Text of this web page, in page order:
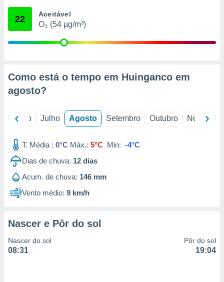
através
1199
22 Aceitável
O₃ (54 µg/m³)
Como está o tempo em Huinganco em
agosto?
Junho Julho Agosto Setembro Outubro Novembro
T. Média : 0°C Máx.: 5°C Min: -4°C
Dias de chuva: 12 dias
Acum. de chuva: 146 mm
Vento médio: 9 km/h
Nascer e Pôr do sol
Nascer do sol
08:31
Pôr do sol
19:04